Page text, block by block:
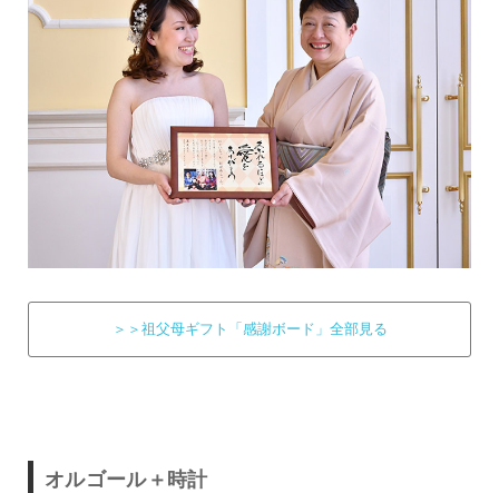
＞＞祖父母ギフト「感謝ボード」全部見る
オルゴール＋時計